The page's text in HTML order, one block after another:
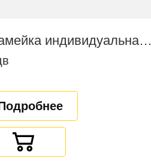
Скамейка индивидуальная вариативная